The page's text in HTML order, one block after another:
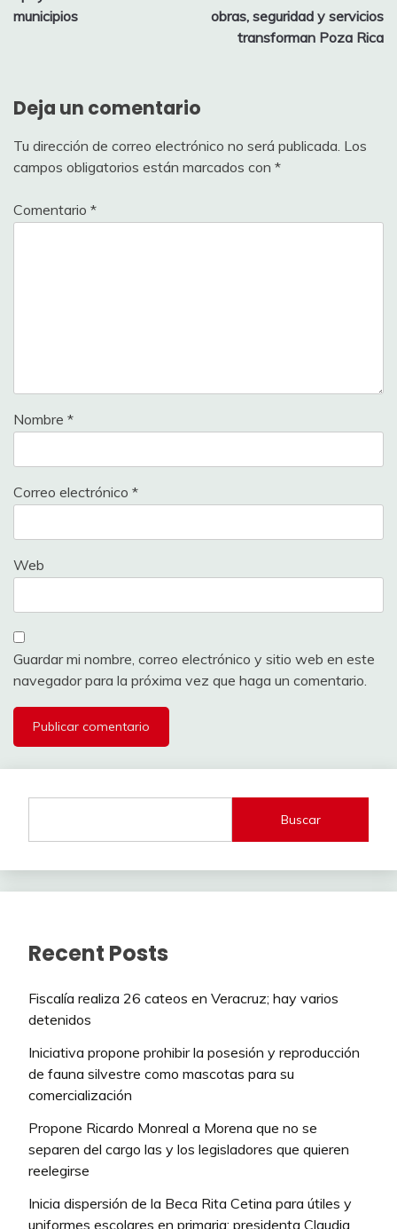
entradas
municipios
obras, seguridad y servicios
transforman Poza Rica
Deja un comentario
Tu dirección de correo electrónico no será publicada. Los
campos obligatorios están marcados con *
Comentario *
Nombre *
Correo electrónico *
Web
Guardar mi nombre, correo electrónico y sitio web en este
navegador para la próxima vez que haga un comentario.
Buscar
Recent Posts
Fiscalía realiza 26 cateos en Veracruz; hay varios
detenidos
Iniciativa propone prohibir la posesión y reproducción
de fauna silvestre como mascotas para su
comercialización
Propone Ricardo Monreal a Morena que no se
separen del cargo las y los legisladores que quieren
reelegirse
Inicia dispersión de la Beca Rita Cetina para útiles y
uniformes escolares en primaria: presidenta Claudia